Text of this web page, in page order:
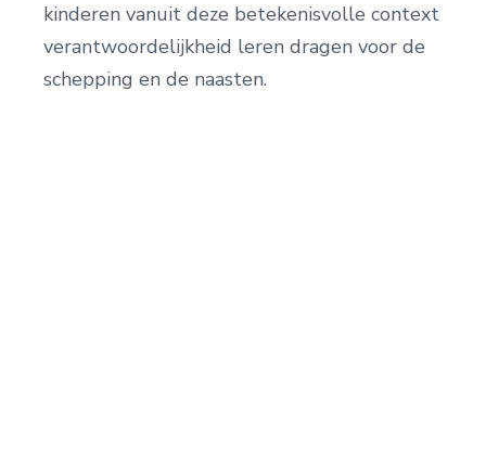
kinderen vanuit deze betekenisvolle context
verantwoordelijkheid leren dragen voor de
schepping en de naasten.